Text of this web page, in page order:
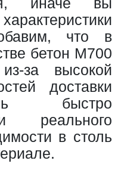
что в
бетон М700
за высокой
доставки
быстро
реального
в столь